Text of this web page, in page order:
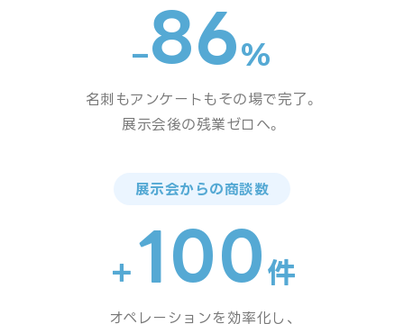
–86%
名刺もアンケートもその場で完了。
展示会後の残業ゼロへ。
展示会からの商談数
＋ 100 件
オペレーションを効率化し、